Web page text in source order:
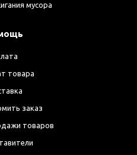
мусора
товара
заказ
товаров